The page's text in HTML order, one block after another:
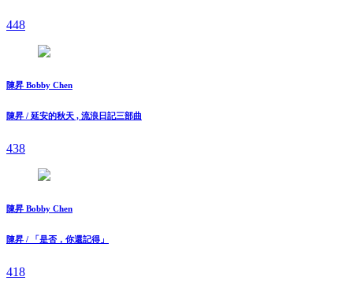
448
陳昇 Bobby Chen
陳昇 / 延安的秋天 , 流浪日記三部曲
438
陳昇 Bobby Chen
陳昇 / 「是否，你還記得」
418